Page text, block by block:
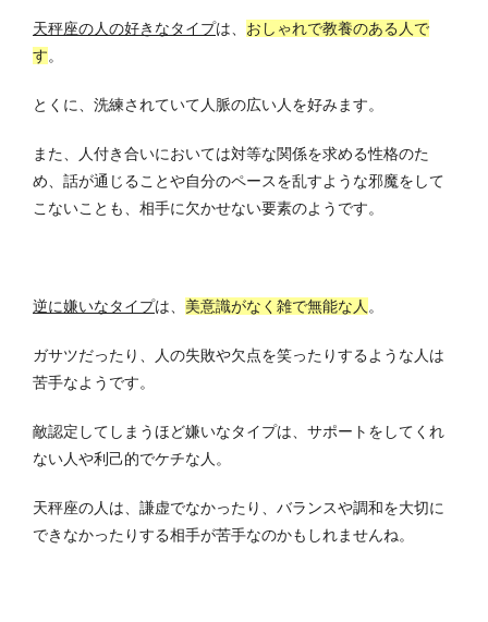
天秤座の人の好きなタイプは、 おしゃれで教養のある人で
す。
とくに、洗練されていて人脈の広い人を好みます。
また、人付き合いにおいては対等な関係を求める性格のた
め、話が通じることや自分のペースを乱すような邪魔をして
こないことも、相手に欠かせない要素のようです。
逆に嫌いなタイプは、 美意識がなく雑で無能な人。
ガサツだったり、人の失敗や欠点を笑ったりするような人は
苦手なようです。
敵認定してしまうほど嫌いなタイプは、サポートをしてくれ
ない人や利己的でケチな人。
天秤座の人は、謙虚でなかったり、バランスや調和を大切に
できなかったりする相手が苦手なのかもしれませんね。